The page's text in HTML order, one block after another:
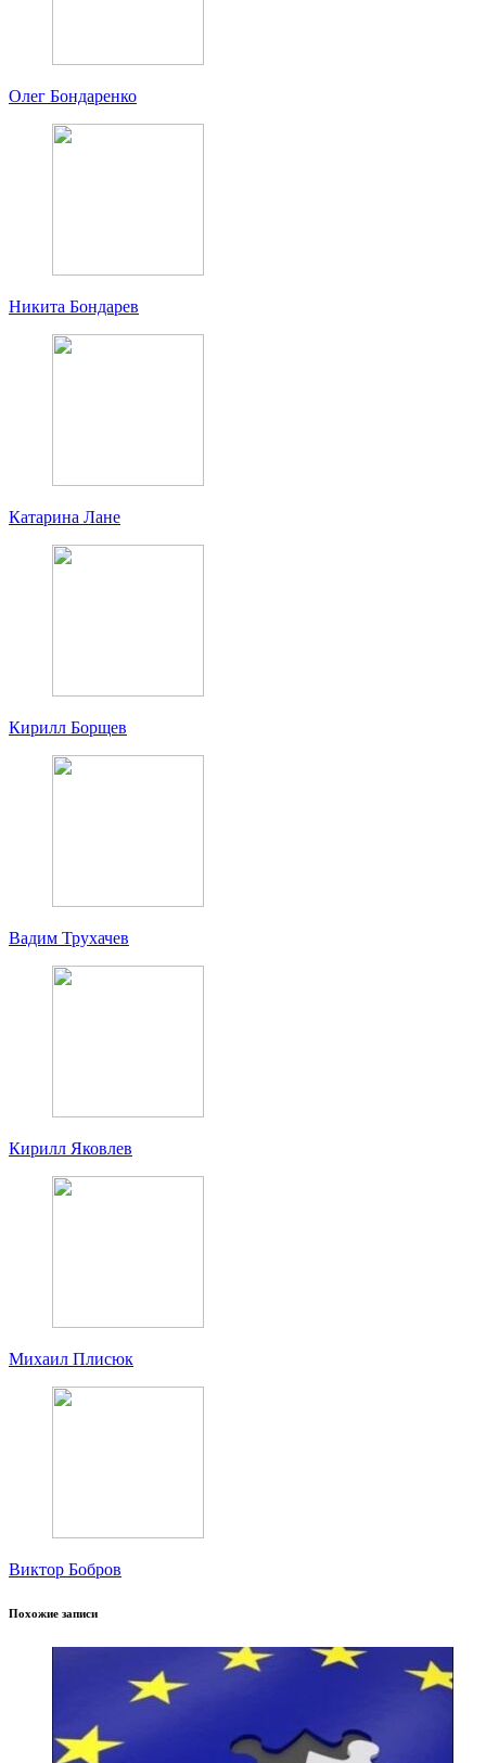
Олег Бондаренко
Никита Бондарев
Катарина Лане
Кирилл Борщев
Вадим Трухачев
Кирилл Яковлев
Михаил Плисюк
Виктор Бобров
Похожие записи